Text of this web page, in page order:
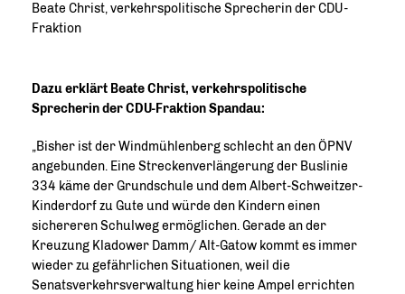
Beate Christ, verkehrspolitische Sprecherin der CDU-
Fraktion
Dazu erklärt Beate Christ, verkehrspolitische
Sprecherin der CDU-Fraktion Spandau:
Bisher ist der Windmühlenberg schlecht an den ÖPNV
angebunden. Eine Streckenverlängerung der Buslinie
334 käme der Grundschule und dem Albert-Schweitzer-
Kinderdorf zu Gute und würde den Kindern einen
sichereren Schulweg ermöglichen. Gerade an der
Kreuzung Kladower Damm/ Alt-Gatow kommt es immer
wieder zu gefährlichen Situationen, weil die
Senatsverkehrsverwaltung hier keine Ampel errichten